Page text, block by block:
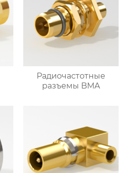
Радиочастотные
разъемы BMA